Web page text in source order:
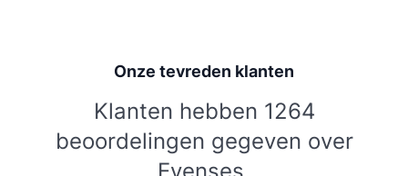
Onze tevreden klanten
Klanten hebben 1264
beoordelingen gegeven over